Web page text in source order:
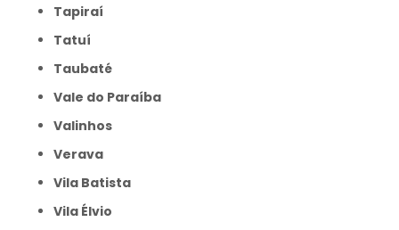
Tapiraí
Tatuí
Taubaté
Vale do Paraíba
Valinhos
Verava
Vila Batista
Vila Élvio